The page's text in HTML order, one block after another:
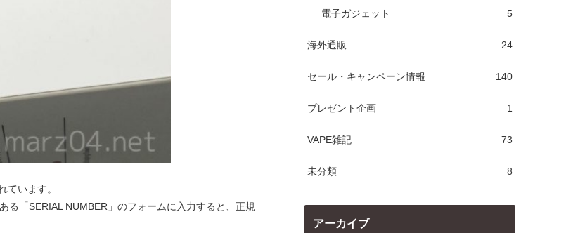
ています。
る「SERIAL NUMBER」のフォームに入力すると、正規
電子ガジェット 5
海外通販 24
セール・キャンペーン情報 140
プレゼント企画 1
VAPE雑記 73
未分類 8
アーカイブ